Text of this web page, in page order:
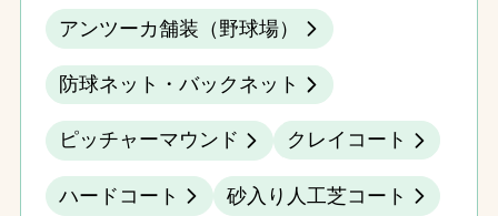
アンツーカ舗装（野球場）
防球ネット・バックネット
ピッチャーマウンド クレイコート
ハードコート 砂入り人工芝コート